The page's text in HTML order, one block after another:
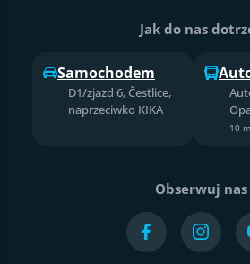
Jak do nas
Samochodem
D1/zjazd 6, Čestlice,
naprzeciwko KIKA
10
Obserwuj nas